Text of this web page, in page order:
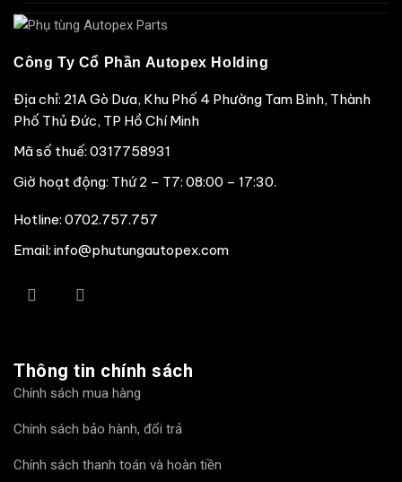
Công Ty Cổ Phần Autopex Holding
Địa chỉ: 21A Gò Dưa, Khu Phố 4 Phường Tam Bình, Thành
Phố Thủ Đức, TP Hồ Chí Minh
Mã số thuế: 0317758931
Giờ hoạt động: Thứ 2 – T7: 08:00 – 17:30.
Hotline: 0702.757.757
Email: info@phutungautopex.com
Thông tin chính sách
Chính sách mua hàng
Chính sách bảo hành, đổi trả
Chính sách thanh toán và hoàn tiền